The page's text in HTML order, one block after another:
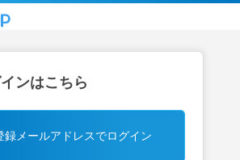
ンはこちら
録メールアドレスでログイン